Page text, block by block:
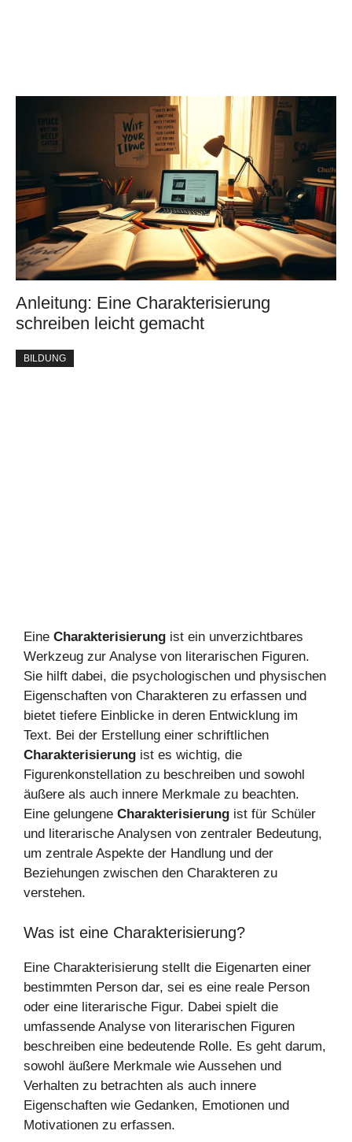
Anleitung: Eine Charakterisierung
schreiben leicht gemacht
BILDUNG
Eine Charakterisierung ist ein unverzichtbares
Werkzeug zur Analyse von literarischen Figuren.
Sie hilft dabei, die psychologischen und physischen
Eigenschaften von Charakteren zu erfassen und
bietet tiefere Einblicke in deren Entwicklung im
Text. Bei der Erstellung einer schriftlichen
Charakterisierung ist es wichtig, die
Figurenkonstellation zu beschreiben und sowohl
äußere als auch innere Merkmale zu beachten.
Eine gelungene Charakterisierung ist für Schüler
und literarische Analysen von zentraler Bedeutung,
um zentrale Aspekte der Handlung und der
Beziehungen zwischen den Charakteren zu
verstehen.
Was ist eine Charakterisierung?
Eine Charakterisierung stellt die Eigenarten einer
bestimmten Person dar, sei es eine reale Person
oder eine literarische Figur. Dabei spielt die
umfassende Analyse von literarischen Figuren
beschreiben eine bedeutende Rolle. Es geht darum,
sowohl äußere Merkmale wie Aussehen und
Verhalten zu betrachten als auch innere
Eigenschaften wie Gedanken, Emotionen und
Motivationen zu erfassen.